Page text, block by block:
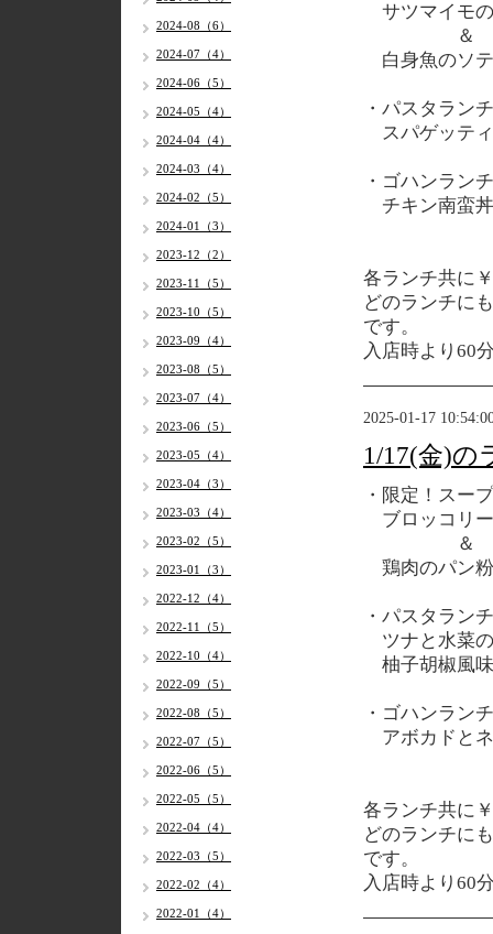
サツマイモ
＆
白身魚のソ
・パスタランチ
スパゲッテ
・ゴハンランチ
チキン南蛮
各ランチ共に
どのランチに
です。
入店時より60
2025-01-17
1/17(金)の
・限定！スー
ブロッコリ
＆
鶏肉のパン
・パスタランチ
ツナと水菜
柚子胡椒風味
・ゴハンランチ
アボカドと
各ランチ共に
どのランチに
です。
入店時より60
2024-08（6）
2024-07（4）
2024-06（5）
2024-05（4）
2024-04（4）
2024-03（4）
2024-02（5）
2024-01（3）
2023-12（2）
2023-11（5）
2023-10（5）
2023-09（4）
2023-08（5）
2023-07（4）
2023-06（5）
2023-05（4）
2023-04（3）
2023-03（4）
2023-02（5）
2023-01（3）
2022-12（4）
2022-11（5）
2022-10（4）
2022-09（5）
2022-08（5）
2022-07（5）
2022-06（5）
2022-05（5）
2022-04（4）
2022-03（5）
2022-02（4）
2022-01（4）